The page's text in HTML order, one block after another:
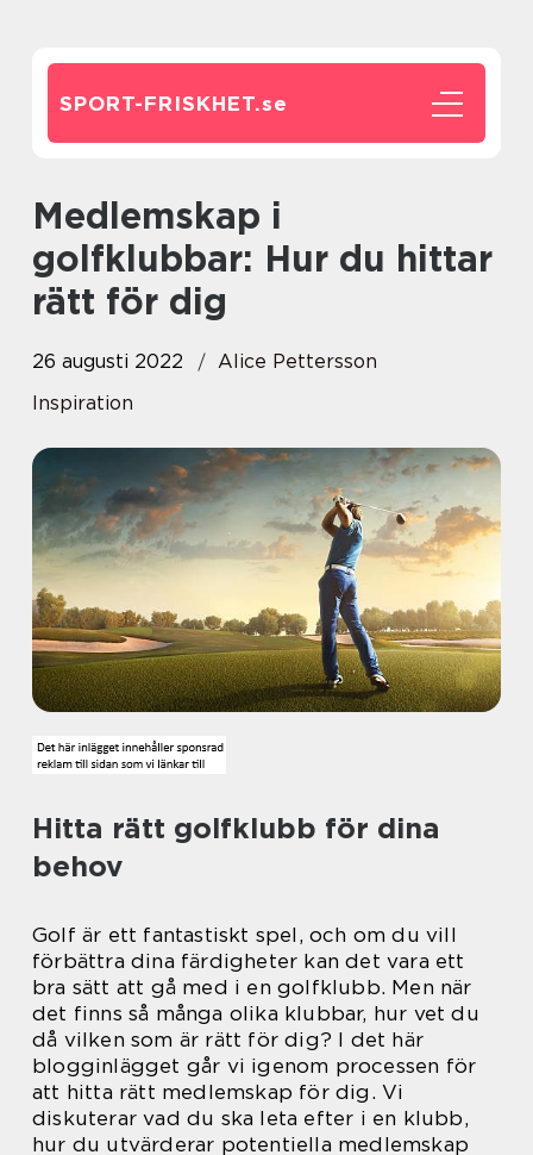
SPORT-FRISKHET.se
Medlemskap i
golfklubbar: Hur du hittar
rätt för dig
26 augusti 2022
Alice Pettersson
Inspiration
Hitta rätt golfklubb för dina
behov
Golf är ett fantastiskt spel, och om du vill
förbättra dina färdigheter kan det vara ett
bra sätt att gå med i en golfklubb. Men när
det finns så många olika klubbar, hur vet du
då vilken som är rätt för dig? I det här
blogginlägget går vi igenom processen för
att hitta rätt medlemskap för dig. Vi
diskuterar vad du ska leta efter i en klubb,
hur du utvärderar potentiella medlemskap